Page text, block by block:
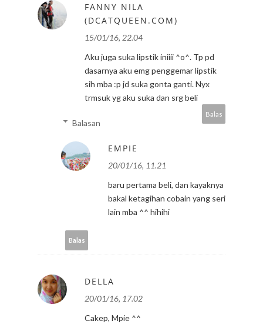
FANNY NILA
(DCATQUEEN.COM)
15/01/16, 22.04
Aku juga suka lipstik iniiii ^o^. Tp pd
dasarnya aku emg penggemar lipstik
sih mba :p jd suka gonta ganti. Nyx
trmsuk yg aku suka dan srg beli
Balas
Balasan
EMPIE
20/01/16, 11.21
baru pertama beli, dan kayaknya
bakal ketagihan cobain yang seri
lain mba ^^ hihihi
Balas
DELLA
20/01/16, 17.02
Cakep, Mpie ^^